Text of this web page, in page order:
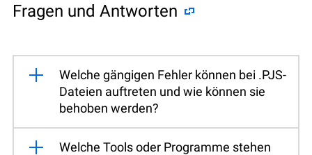
Fragen und Antworten
Welche gängigen Fehler können bei .PJS-
Dateien auftreten und wie können sie
behoben werden?
Welche Tools oder Programme stehen